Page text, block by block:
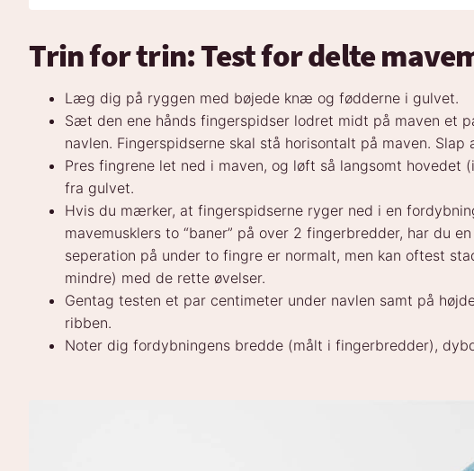
Trin for trin: Test for delte
Læg dig på ryggen med bøjede knæ og fødderne i gulvet.
Sæt den ene hånds fingerspidser lodret midt på maven et
navlen. Fingerspidserne skal stå horisontalt på maven. Slap
Pres fingrene let ned i maven, og løft så langsomt hovedet
fra gulvet.
Hvis du mærker, at fingerspidserne ryger ned i en
mavemusklers to “baner” på over 2 fingerbredder, har du
seperation på under to fingre er normalt, men kan oftest
mindre) med de rette øvelser.
Gentag testen et par centimeter under navlen samt på
ribben.
Noter dig fordybningens bredde (målt i fingerbredder),